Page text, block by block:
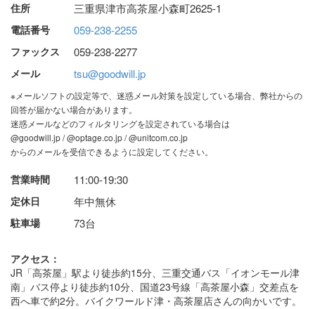
住所 三重県津市高茶屋小森町2625-1
電話番号 059-238-2255
ファックス 059-238-2277
メール tsu@goodwill.jp
※メールソフトの設定等で、迷惑メール対策を設定している場合、弊社からの
回答が届かない場合があります。
迷惑メールなどのフィルタリングを設定されている場合は
@goodwill.jp / @optage.co.jp / @unitcom.co.jp
からのメールを受信できるように設定してください。
営業時間 11:00-19:30
定休日 年中無休
駐車場 73台
アクセス：
JR「高茶屋」駅より徒歩約15分、三重交通バス「イオンモール津
南」バス停より徒歩約10分、国道23号線「高茶屋小森」交差点を
西へ車で約2分。バイクワールド津・高茶屋店さんの向かいです。